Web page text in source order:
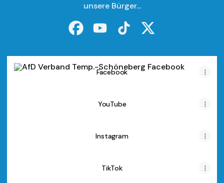
unsere Bürger...
Facebook
Facebook
YouTube
Instagram
TikTok